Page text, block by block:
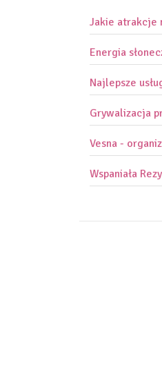
Jakie atrakcje
Energia
Najlepsze
Grywalizacja
Vesna -
Wspaniała